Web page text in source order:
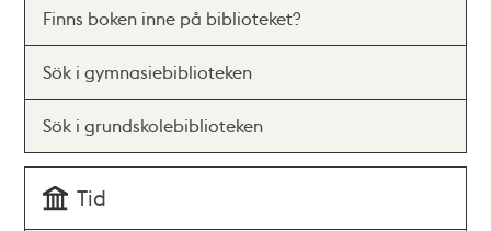
Finns boken inne på biblioteket?
Sök i gymnasiebiblioteken
Sök i grundskolebiblioteken
Tid